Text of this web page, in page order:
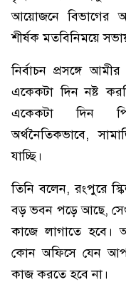
আয়োজনে বিভাগের
শীর্ষক মতবিনিময়ে
নির্বাচন প্রসঙ্গে
একেকটা দিন নষ্ট
একেকটা দিন
অর্থনৈতিকভাবে,
যাচ্ছি।
তিনি বলেন, রংপুরে
বড় ভবন পড়ে আছে,
কাজে লাগাতে হবে।
কোন অফিসে যেন
কাজ করতে হবে না।